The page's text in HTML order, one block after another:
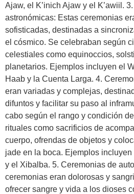
Ajaw, el K’inich Ajaw y el K’awiil.
astronómicas: Estas ceremonias
sofisticadas, destinadas a
el cósmico. Se celebraban según
celestiales como equinoccios,
planetarios. Ejemplos incluyen el
Haab y la Cuenta Larga. 4.
eran variadas y complejas,
difuntos y facilitar su paso al
cabo según el rango y condición
rituales como sacrificios de
cuerpo, ofrendas de objetos y
jade en la boca. Ejemplos incluyen
y el Xibalba. 5. Ceremonias de
ceremonias eran dolorosas y
ofrecer sangre y vida a los dioses